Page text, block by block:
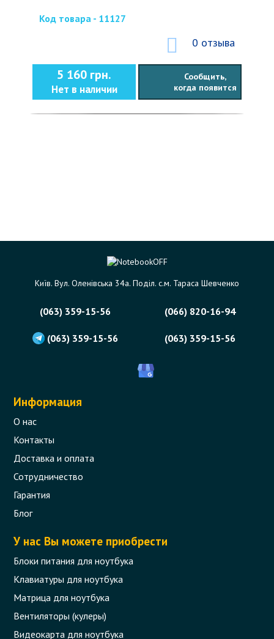
Код товара - 11127
0 отзыва
5 160 грн.
Нет в наличии
Сообщить,
когда появится
Київ. Вул. Оленівська 34а. Поділ. с.м. Тараса Шевченко
(063) 359-15-56 (066) 820-16-94
(063) 359-15-56 (063) 359-15-56
Информация
О нас
Контакты
Доставка и оплата
Сотрудничество
Гарантия
Блог
У нас Вы можете приобрести
Блоки питания для ноутбука
Клавиатуры для ноутбука
Матрица для ноутбука
Вентиляторы (кулеры)
Видеокарта для ноутбука